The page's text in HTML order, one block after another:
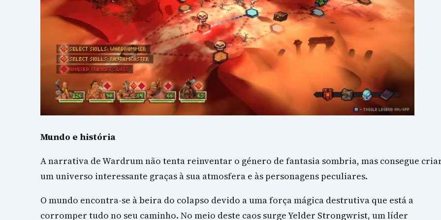
Mundo e história
A narrativa de Wardrum não tenta reinventar o género de fantasia sombria, mas consegue
um universo interessante graças à sua atmosfera e às personagens peculiares.
O mundo encontra-se à beira do colapso devido a uma força mágica destrutiva que está a
corromper tudo no seu caminho. No meio deste caos surge Yelder Strongwrist, um líder